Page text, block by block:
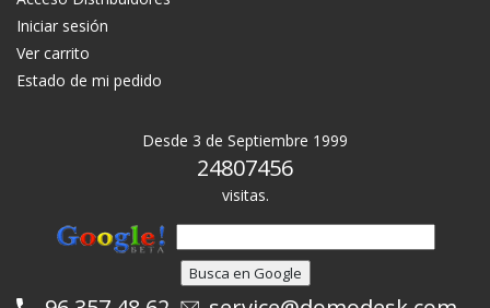
Iniciar sesión
Ver carrito
Estado de mi pedido
Desde 3 de Septiembre 1999
24807456
visitas.